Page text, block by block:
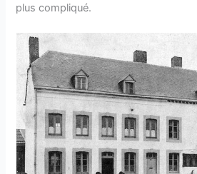
plus compliqué.